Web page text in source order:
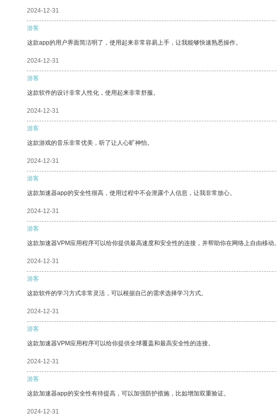
2024-12-31
游客
这款app的用户界面简洁明了，使用起来非常容易上手，让我能够快速熟悉操作。
2024-12-31
游客
这款软件的设计非常人性化，使用起来非常舒服。
2024-12-31
游客
这款游戏的音乐非常优美，听了让人心旷神怡。
2024-12-31
游客
这款加速器app的安全性很高，使用过程中不会泄露个人信息，让我非常放心。
2024-12-31
游客
这款加速器VPM应用程序可以给你提供最高速度和安全性的连接，并帮助你在网络上自由移动。
2024-12-31
游客
这款软件的学习方式非常灵活，可以根据自己的需求选择学习方式。
2024-12-31
游客
这款加速器VPM应用程序可以给你提供全球覆盖和最高安全性的连接。
2024-12-31
游客
这款加速器app的安全性有待提高，可以加强防护措施，比如增加双重验证。
2024-12-31